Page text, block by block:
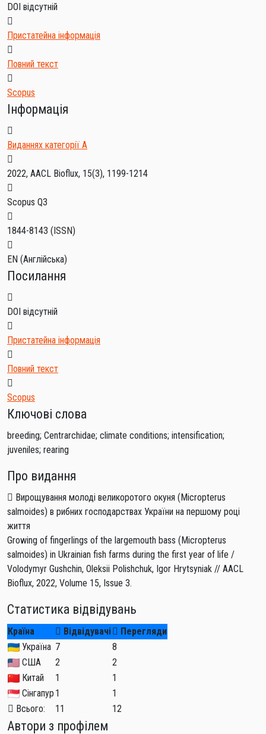
DOI відсутній
Пристатейна інформація
Повний текст
Scopus
Інформація
Виданнях категорії А
2022, AACL Bioflux, 15(3), 1199-1214
Scopus Q3
1844-8143 (ISSN)
EN (Англійська)
Посилання
DOI відсутній
Пристатейна інформація
Повний текст
Scopus
Ключові слова
breeding; Centrarchidae; climate conditions; intensification;
juveniles; rearing
Про видання
Вирощування молоді великоротого окуня (Micropterus
salmoides) в рибних господарствах України на першому році
життя
Growing of fingerlings of the largemouth bass (Micropterus
salmoides) in Ukrainian fish farms during the first year of life /
Volodymyr Gushchin, Oleksii Polishchuk, Igor Hrytsyniak // AACL
Bioflux, 2022, Volume 15, Issue 3.
Статистика відвідувань
Країна Відвідувачі
Перегляди
Україна 7
8
США
2
2
Китай
1
1
Сінгапур 1
1
Всього:
11 12
Автори з профілем